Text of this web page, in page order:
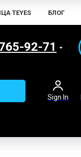
TEYES БЛОГ
92-71
Sign In